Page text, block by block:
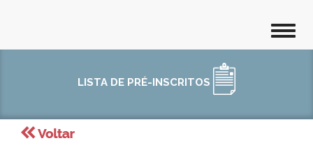
LISTA DE PRÉ-INSCRITOS